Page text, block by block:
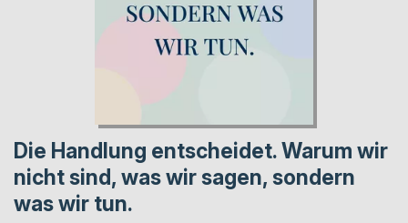
Die Handlung entscheidet. Warum wir
nicht sind, was wir sagen, sondern
was wir tun.